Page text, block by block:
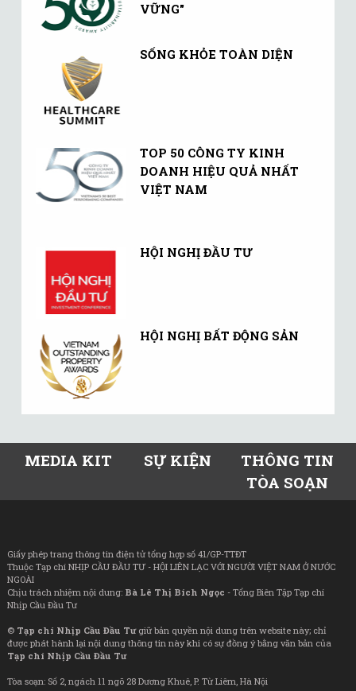
VỮNG"
SỐNG KHỎE TOÀN DIỆN
TOP 50 CÔNG TY KINH
DOANH HIỆU QUẢ NHẤT
VIỆT NAM
HỘI NGHỊ ĐẦU TƯ
HỘI NGHỊ BẤT ĐỘNG SẢN
MEDIA KIT SỰ KIỆN
THÔNG TIN
TÒA SOẠN
Giấy phép trang thông tin điện tử tổng hợp số 41/GP-TTĐT
Thuộc Tạp chí NHỊP CẦU ĐẦU TƯ - HỘI LIÊN LẠC VỚI NGƯỜI VIỆT NAM Ở NƯỚC
NGOÀI
Chịu trách nhiệm nội dung: Bà Lê Thị Bích Ngọc - Tổng Biên Tập Tạp chí
Nhịp Cầu Đầu Tư
© Tạp chí Nhịp Cầu Đầu Tưgiữ bản quyền nội dung trên website này; chỉ
được phát hành lại nội dung thông tin này khi có sự đồng ý bằng văn bản của
Tạp chí Nhịp Cầu Đầu Tư
Tòa soạn: Số 2, ngách 11 ngõ 28 Dương Khuê, P. Từ Liêm, Hà Nội